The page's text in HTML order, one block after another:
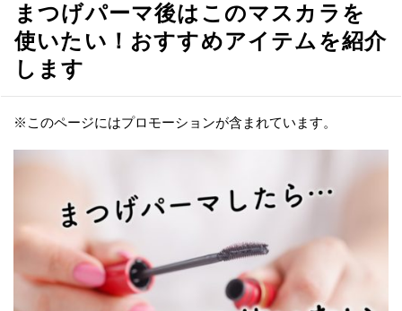
まつげパーマ後はこのマスカラを
使いたい！おすすめアイテムを紹介
します
※このページにはプロモーションが含まれています。